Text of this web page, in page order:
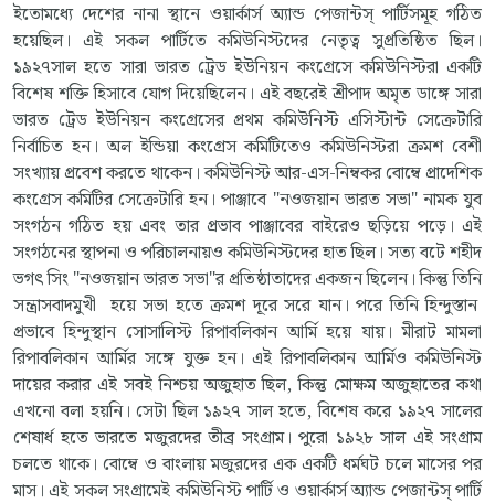
ইতোমধ্যে দেশের নানা স্থানে ওয়ার্কার্স অ্যান্ড পেজান্টস্ পার্টিসমূহ গঠিত
হয়েছিল। এই সকল পার্টিতে কমিউনিস্টদের নেতৃত্ব সুপ্রতিষ্ঠিত ছিল।
১৯২৭সাল হতে সারা ভারত ট্রেড ইউনিয়ন কংগ্রেসে কমিউনিস্টরা একটি
বিশেষ শক্তি হিসাবে যোগ দিয়েছিলেন। এই বছরেই শ্রীপাদ অমৃত ডাঙ্গে সারা
ভারত ট্রেড ইউনিয়ন কংগ্রেসের প্রথম কমিউনিস্ট এসিস্টান্ট সেক্রেটারি
নির্বাচিত হন। অল ইন্ডিয়া কংগ্রেস কমিটিতেও কমিউনিস্টরা ক্রমশ বেশী
সংখ্যায় প্রবেশ করতে থাকেন। কমিউনিস্ট আর-এস-নিম্বকর বোম্বে প্রাদেশিক
কংগ্রেস কমিটির সেক্রেটারি হন। পাঞ্জাবে "নওজয়ান ভারত সভা" নামক যুব
সংগঠন গঠিত হয় এবং তার প্রভাব পাঞ্জাবের বাইরেও ছড়িয়ে পড়ে। এই
সংগঠনের স্থাপনা ও পরিচালনায়ও কমিউনিস্টদের হাত ছিল। সত্য বটে শহীদ
ভগৎ সিং "নওজয়ান ভারত সভা"র প্রতিষ্ঠাতাদের একজন ছিলেন। কিন্তু তিনি
সন্ত্রাসবাদমুখী হয়ে সভা হতে ক্রমশ দূরে সরে যান। পরে তিনি হিন্দুস্তান
প্রভাবে হিন্দুস্থান সোসালিস্ট রিপাবলিকান আর্মি হয়ে যায়। মীরাট মামলা
রিপাবলিকান আর্মির সঙ্গে যুক্ত হন। এই রিপাবলিকান আর্মিও কমিউনিস্ট
দায়ের করার এই সবই নিশ্চয় অজুহাত ছিল, কিন্তু মোক্ষম অজুহাতের কথা
এখনো বলা হয়নি। সেটা ছিল ১৯২৭ সাল হতে, বিশেষ করে ১৯২৭ সালের
শেষার্ধ হতে ভারতে মজুরদের তীব্র সংগ্রাম। পুরো ১৯২৮ সাল এই সংগ্রাম
চলতে থাকে। বোম্বে ও বাংলায় মজুরদের এক একটি ধর্মঘট চলে মাসের পর
মাস। এই সকল সংগ্রামেই কমিউনিস্ট পার্টি ও ওয়ার্কার্স অ্যান্ড পেজান্টস্ পার্টি